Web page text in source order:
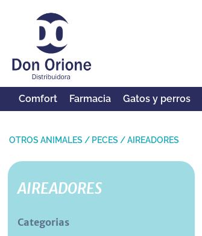
Comfort Farmacia Gatos y perros
OTROS ANIMALES / PECES /AIREADORES
AIREADORES
Categorias